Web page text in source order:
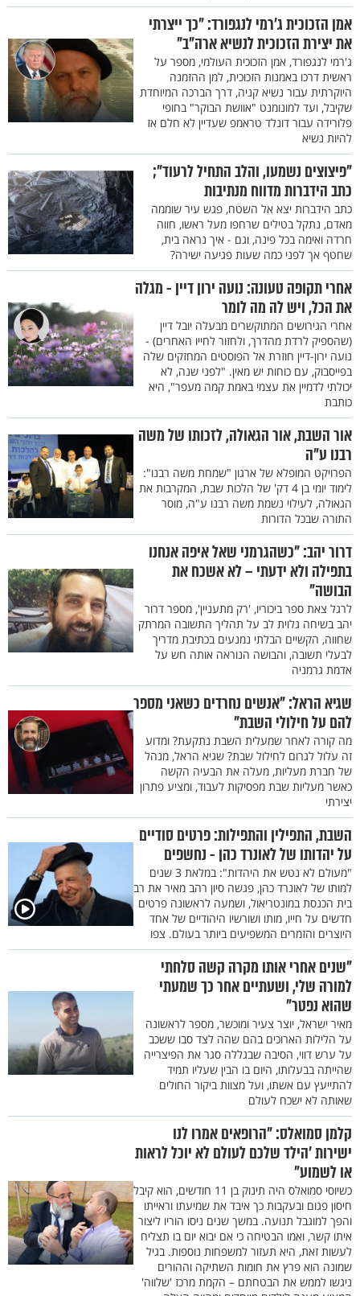
אמן הזכוכית ג’רמי לנגפורד: "כך ייצרתי
את יצירת הזכוכית לנשיא ארה"ב"
ג'רמי לנגפורד, אמן הזכוכית העולמי, מספר על
ראשית דרכו באמנות הזכוכית, למן ההזמנה
היוקרתית עבור נשיא קניה, דרך הברכה המיוחדת
שקיבל, ועד למונומנט "אוושת הבוקר" בחופי
פלורידה עבור דונלד טראמפ שעדיין לא חלם אז
להיות נשיא
"פיצוצים נשמעו, והלב התחיל לרעוד";
כתב הידברות מדווח מנתיבות
כתב הידברות יצא אל השטח, פגש עיר שוממה
מאדם, נתקל בטילים שרחפו מעל ראשו, חווה
חרדה ואימה בכל פינה, וגם - איך נראה בית,
שחטף אך לפני כמה שעות פגיעה ישירה?
אחרי תקופה טעונה: נועה ירון דיין - מגלה
את הכל, ויש לה מה לומר
אחרי הגירושים המתוקשרים מבעלה יובל דיין
(שהספיק לרדת מהדרך, ולחזור לחייו האחרים) -
נועה ירון-דיין חוזרת אל הפוסטים המחזקים שלה
בפייסבוק, עם כוחות יש מאין. "לפני שנה, לא
יכולתי לדמיין את עצמי באמת קמה מעפר", היא
כותבת
אור השבת, אור הגאולה, לזכותו של משה
רבנו ע"ה
הפרויקט המופלא של ארגון "שמחת משה רבנו":
לימוד יומי בן 4 דק' של הלכות שבת, המקרבות את
הגאולה, לעילוי נשמת משה רבנו ע"ה, מוסר
התורה שבכל הדורות
דרור יהב: "כשהגרמני שאל איפה אנחנו
בתפילה ולא ידעתי – לא אשכח את
הבושה"
לרגל צאת ספר ביכוריו, 'רק מתעניין', מספר דרור
יהב בשיחה גלוית לב על תהליך התשובה המרתק
שחווה, הקשיים הבלתי נמנעים בכתיבת מדריך
לבעלי תשובה, והבושה הנוראה אותה חש על
אדמת גרמניה
שגיא הראל: "אנשים נחרדים כשאני מספר
להם על חילולי השבת"
מה קורה לאחר שמעלית השבת נתקעת? ומדוע
זה עלול לגרום לחילול שבת? שגיא הראל, מנהל
של חברת מעליות, מעלה את הבעיה הקשה
כאשר מעליות שבת מפסיקות לעבוד, ומציע פתרון
יצירתי
השבת, התפילין והתפילות: פרטים סודיים
על יהדותו של לאונרד כהן - נחשפים
"מעולם לא נטש את היהדות": במלאת 3 שנים
למותו של לאונרד כהן, פגשה סיון רהב מאיר את רב
בית הכנסת במונטריאול, ושמעה לראשונה פרטים
חדשים על חייו, מותו ושורשיו היהודיים של אחד
היוצרים והזמרים המשפיעים ביותר בעולם. צפו
"שנים אחרי אותו מקרה קשה סלחתי
למורה שלי, ושעתיים אחר כך שמעתי
שהוא נפטר"
מאיר ישראל, יוצר צעיר ומוכשר, מספר לראשונה
על הלילות הארוכים בהם שהה לצד סבו ששכב
על ערש דווי, הסיבה שבגללה סגר את הפיצרייה
שהייתה בבעלותו, היום בו הבין שעליו תמיד
להתייעץ עם אשתו, ועל מצוות ביקור החולים
שאותה לא ישכח לעולם
קלמן סמואלס: "הרופאים אמרו לנו
ישירות 'הילד שלכם לעולם לא יוכל לראות
או לשמוע"
כשיוסי סמואלס היה תינוק בן 11 חודשים, הוא קיבל
חיסון פגום ובעקבות כך איבד את שמיעתו וראייתו
והפך למוגבל תנועה. במשך שנים ניסו הוריו ליצור
איתו קשר, ואמו הבטיחה כי אם יבוא יום בו תצליח
לעשות זאת, היא תעזור למשפחות נוספות. בגיל
שמונה הוא פרץ את חומות השתיקה וההורים
ניגשו לממש את הבטחתם – הקמת מרכז 'שלווה'